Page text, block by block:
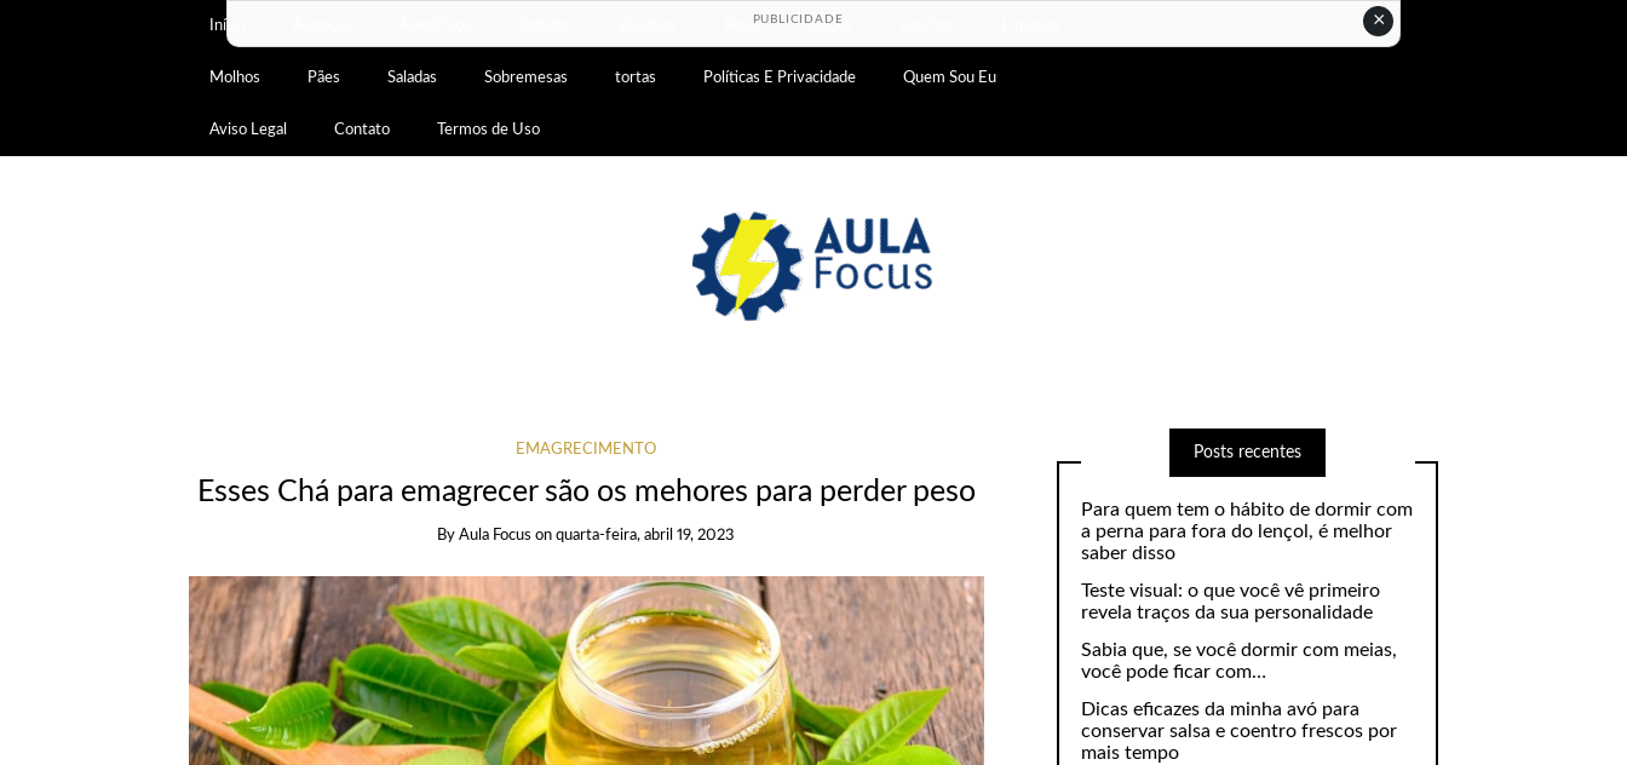
Início Bolos Doces
Molhos Pães Saladas Sobremesas tortas Políticas E Privacidade Quem Sou Eu
Aviso Legal Contato Termos de Uso
EMAGRECIMENTO
Esses Chá para emagrecer são os mehores para perder peso
ByAula Focus onquarta-feira, abril 19, 2023
Posts recentes
Para quem tem o hábito de dormir com
a perna para fora do lençol, é melhor
saber disso
Teste visual: o que você vê primeiro
revela traços da sua personalidade
Sabia que, se você dormir com meias,
você pode ficar com…
Dicas eficazes da minha avó para
conservar salsa e coentro frescos por
mais tempo
×
PUBLICIDADE